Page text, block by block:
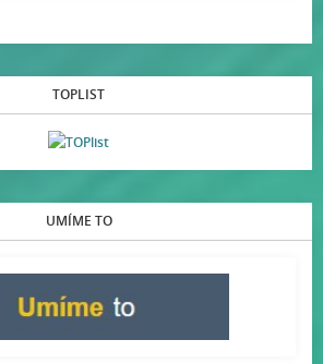
TOPLIST
UMÍME TO